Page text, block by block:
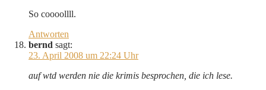
So coooollll.
Antworten
bernd sagt:
23. April 2008 um 22:24 Uhr
auf wtd werden nie die krimis besprochen, die ich lese.